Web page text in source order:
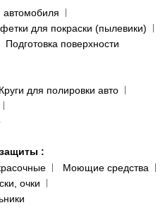
для покраски (пылевики)
Подготовка поверхности
Круги для полировки авто
:
Моющие средства
очки